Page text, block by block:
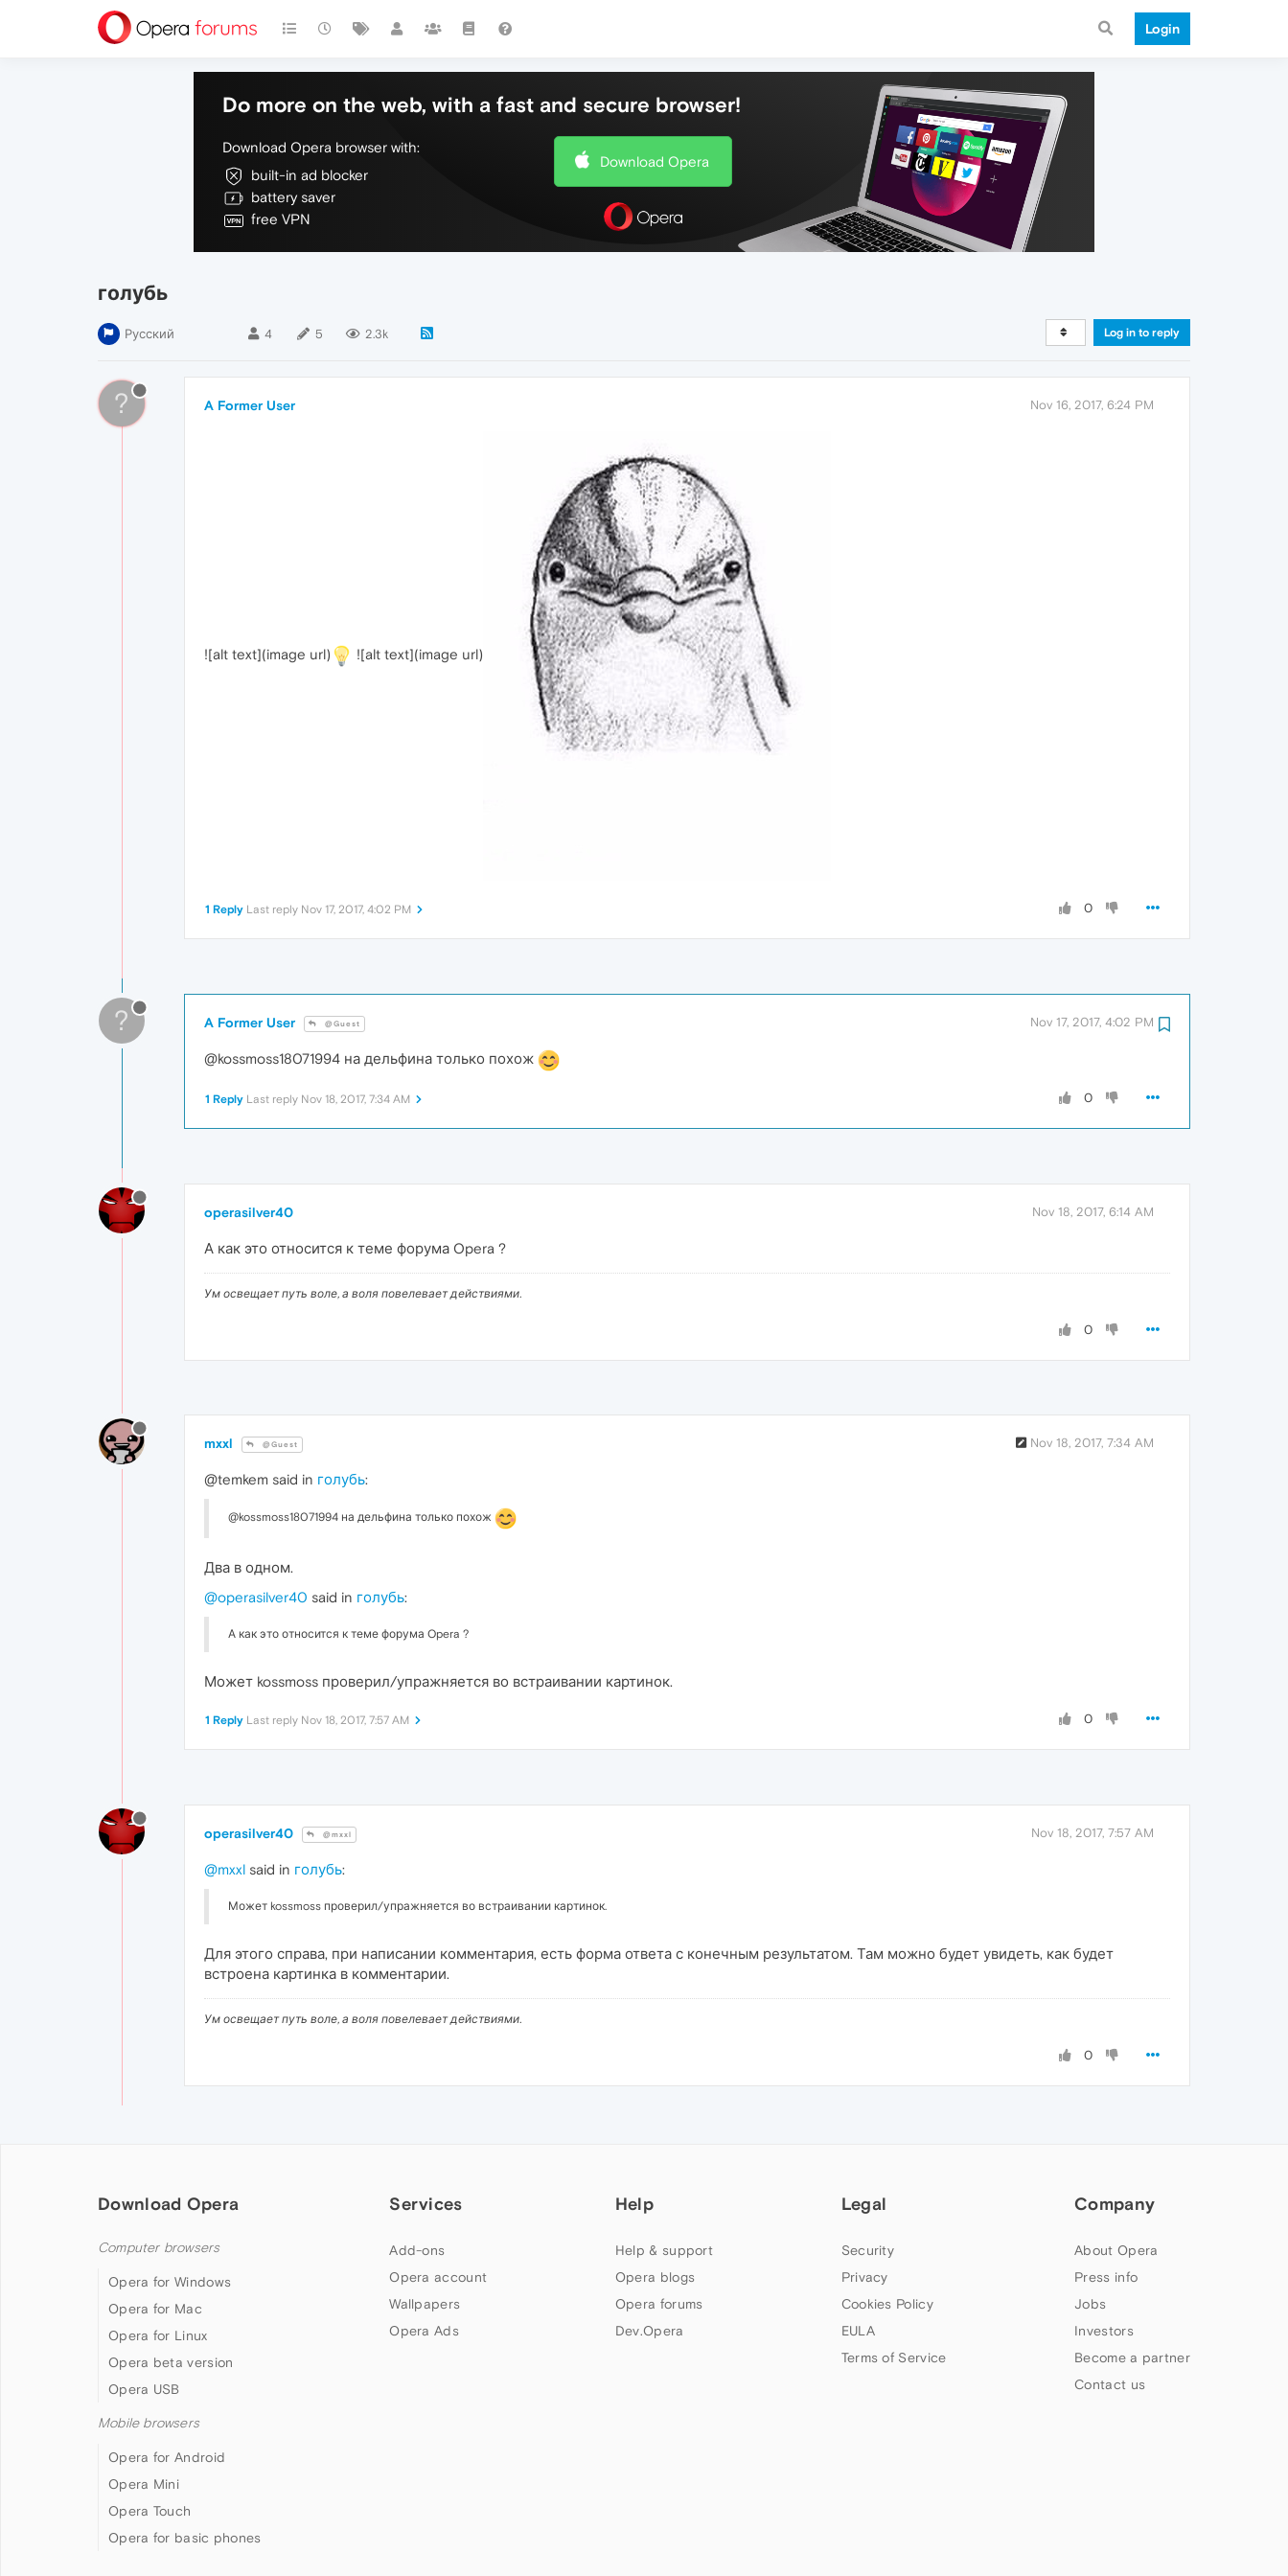
Login
Do more on the web, with a fast and secure browser!
Download Opera browser with:
built-in ad blocker
battery saver
free VPN
Download Opera
голубь
Русский 4 5 2.3k Log in to reply
? A Former User Nov 16, 2017, 6:24 PM
![alt text](image url) ![alt text](image url)
0
1 Reply Last reply Nov 17, 2017, 4:02 PM
? A Former User @Guest Nov 17, 2017, 4:02 PM
@kossmoss18071994 на дельфина только похож
0
1 Reply Last reply Nov 18, 2017, 7:34 AM
operasilver40 Nov 18, 2017, 6:14 AM
А как это относится к теме форума Opera ?
Ум освещает путь воле, а воля повелевает действиями.
0
mxxl @Guest Nov 18, 2017, 7:34 AM
@temkem said in голубь:
@kossmoss18071994 на дельфина только похож
Два в одном.
@operasilver40 said in голубь:
А как это относится к теме форума Opera ?
Может kossmoss проверил/упражняется во встраивании картинок.
0
1 Reply Last reply Nov 18, 2017, 7:57 AM
operasilver40 @mxxl Nov 18, 2017, 7:57 AM
@mxxl said in голубь:
Может kossmoss проверил/упражняется во встраивании картинок.
Для этого справа, при написании комментария, есть форма ответа с конечным результатом. Там можно будет увидеть, как будет
встроена картинка в комментарии.
Ум освещает путь воле, а воля повелевает действиями.
0
Download Opera
Computer browsers
Opera for Windows
Opera for Mac
Opera for Linux
Opera beta version
Opera USB
Mobile browsers
Opera for Android
Opera Mini
Opera Touch
Opera for basic phones
Services
Add-ons
Opera account
Wallpapers
Opera Ads
Help
Help & support
Opera blogs
Opera forums
Dev.Opera
Legal
Security
Privacy
Cookies Policy
EULA
Terms of Service
Company
About Opera
Press info
Jobs
Investors
Become a partner
Contact us